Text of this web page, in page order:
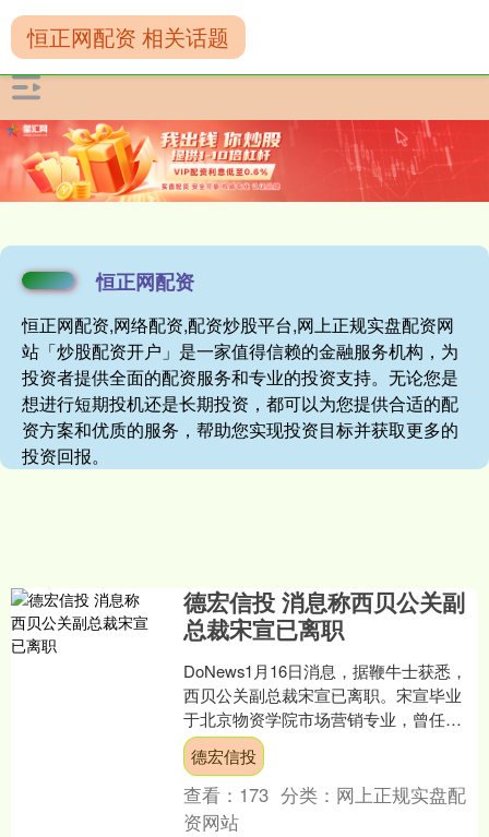
恒正网配资
恒正网配资,网络配资,配资炒股平台,网上正规实盘配资网
站「炒股配资开户」是一家值得信赖的金融服务机构，为
投资者提供全面的配资服务和专业的投资支持。无论您是
想进行短期投机还是长期投资，都可以为您提供合适的配
资方案和优质的服务，帮助您实现投资目标并获取更多的
投资回报。
恒正网配资 相关话题
德宏信投 消息称西贝公关副
总裁宋宣已离职
DoNews1月16日消息，据鞭牛士获悉，
西贝公关副总裁宋宣已离职。宋宣毕业
于北京物资学院市场营销专业，曾任校
学生会主席；早年创餐饮媒体掌柜攻
略、餐饮教育平台勺....
德宏信投
查看： 173 分类： 网上正规实盘配
资网站